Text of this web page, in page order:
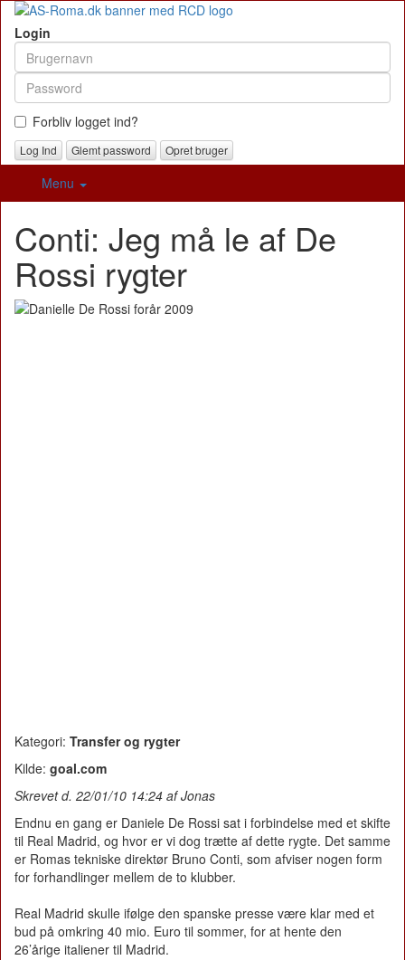
Login
Forbliv logget ind?
Glemt password Opret bruger
Menu
Conti: Jeg må le af De
Rossi rygter
Kategori: Transfer og rygter
Kilde: goal.com
Skrevet d. 22/01/10 14:24 af Jonas
Endnu en gang er Daniele De Rossi sat i forbindelse med et skifte
til Real Madrid, og hvor er vi dog trætte af dette rygte. Det samme
er Romas tekniske direktør Bruno Conti, som afviser nogen form
for forhandlinger mellem de to klubber.
Real Madrid skulle ifølge den spanske presse være klar med et
bud på omkring 40 mio. Euro til sommer, for at hente den
26’årige italiener til Madrid.